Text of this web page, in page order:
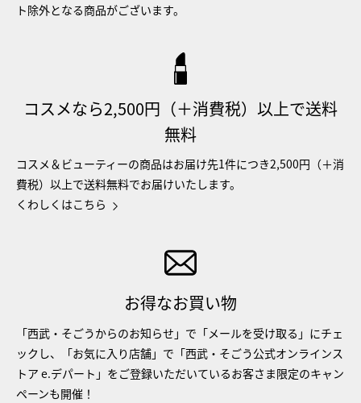
ト除外となる商品がございます。
コスメなら2,500円（＋消費税）以上で送料
無料
コスメ＆ビューティーの商品はお届け先1件につき2,500円（＋消
費税）以上で送料無料でお届けいたします。
くわしくはこちら
お得なお買い物
「西武・そごうからのお知らせ」で「メールを受け取る」にチェ
ックし、「お気に入り店舗」で「西武・そごう公式オンラインス
トア e.デパート」をご登録いただいているお客さま限定のキャン
ペーンも開催！